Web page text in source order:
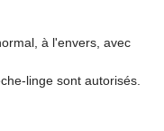
à l'envers, avec
linge sont autorisés.